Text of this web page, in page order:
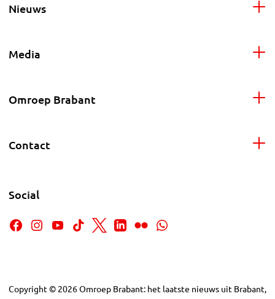
Nieuws
Media
Omroep Brabant
Contact
Social
Copyright © 2026Omroep Brabant: het laatste nieuws uit Brabant,